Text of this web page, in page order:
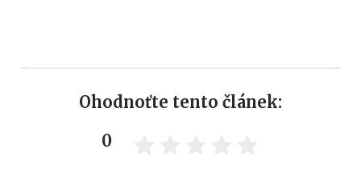
Ohodnoťte tento článek:
0